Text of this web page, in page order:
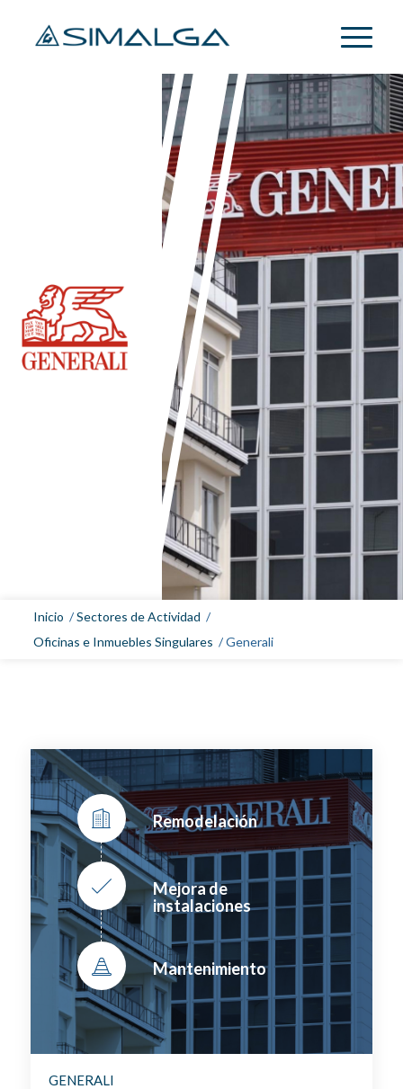
Inicio / Sectores de Actividad /
Oficinas e Inmuebles Singulares / Generali
Remodelación
Mejora de
instalaciones
Mantenimiento
GENERALI